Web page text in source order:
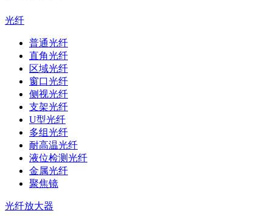
光纤
普通光纤
直角光纤
区域光纤
窗口光纤
侧视光纤
支架光纤
U型光纤
多组光纤
耐高温光纤
液位检测光纤
金属光纤
聚焦镜
光纤放大器